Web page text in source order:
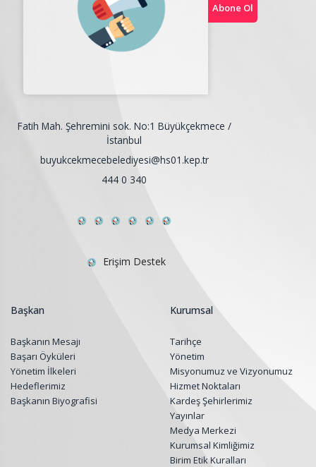
Abone Ol
Fatih Mah. Şehremini sok. No:1 Büyükçekmece /
İstanbul
buyukcekmecebelediyesi@hs01.kep.tr
444 0 340
Erişim Destek
Başkan
Başkanın Mesajı
Başarı Öyküleri
Yönetim İlkeleri
Hedeflerimiz
Başkanın Biyografisi
Kurumsal
Tarihçe
Yönetim
Misyonumuz ve Vizyonumuz
Hizmet Noktaları
Kardeş Şehirlerimiz
Yayınlar
Medya Merkezi
Kurumsal Kimliğimiz
Birim Etik Kuralları